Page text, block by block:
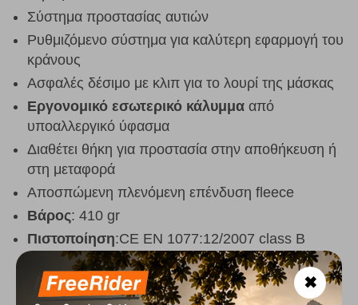
Σύστημα προστασίας αυτιών
Ρυθμιζόμενο σύστημα για καλύτερη εφαρμογή του
κράνους
Ασφαλές δέσιμο με κλιπ για το λουρί της μάσκας
Εργονομικό εσωτερικό κάλυμμα από
υποαλλεργικό ύφασμα
Διαθέτει θήκη για προστασία στην αποθήκευση ή
στη μεταφορά
Αποσπώμενη πλενόμενη επένδυση fleece
Βάρος: 410 gr
Πιστοποίηση:CE EN 1077:12/2007 class B
✖